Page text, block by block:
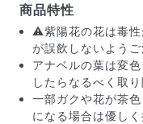
商品特性
⚠️紫陽花の花は毒性
が誤飲しないよう
アナベルの葉は変
したらなるべく取り
一部ガクや花が茶
になる場合は優し